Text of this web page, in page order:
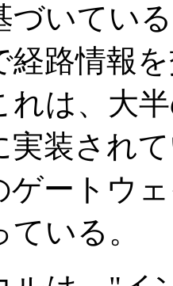
づいてい
経路情報
れは、大
実装され
ゲートウ
いる。